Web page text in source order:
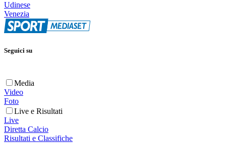
Udinese
Venezia
Seguici su
Media
Video
Foto
Live e Risultati
Live
Diretta Calcio
Risultati e Classifiche